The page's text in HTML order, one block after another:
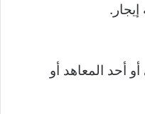
أحد المعاهد أو